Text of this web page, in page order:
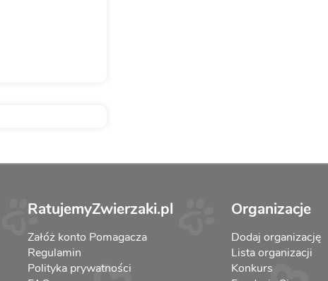
RatujemyZwierzaki.pl
Załóż konto Pomagacza
Regulamin
Polityka prywatności
Organizacje
Dodaj organizację
Lista organizacji
Konkurs